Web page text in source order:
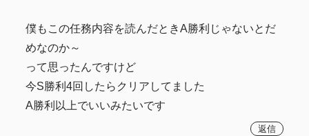
僕もこの任務内容を読んだときA勝利じゃないとだ
めなのか～
って思ったんですけど
今S勝利4回したらクリアしてました
A勝利以上でいいみたいです
返信